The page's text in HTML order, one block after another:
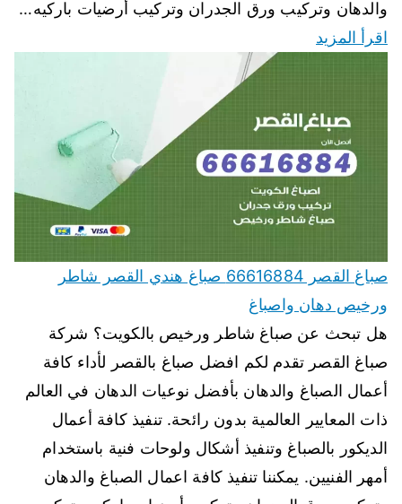
والدهان وتركيب ورق الجدران وتركيب أرضيات باركيه…
اقرأ المزيد
صباغ القصر 66616884 صباغ هندي القصر شاطر
ورخيص دهان واصباغ
هل تبحث عن صباغ شاطر ورخيص بالكويت؟ شركة
صباغ القصر تقدم لكم افضل صباغ بالقصر لأداء كافة
أعمال الصباغ والدهان بأفضل نوعيات الدهان في العالم
ذات المعايير العالمية بدون رائحة. تنفيذ كافة أعمال
الديكور بالصباغ وتنفيذ أشكال ولوحات فنية باستخدام
أمهر الفنيين. يمكننا تنفيذ كافة اعمال الصباغ والدهان